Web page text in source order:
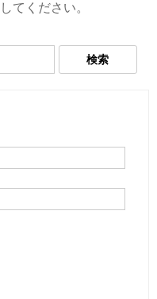
してください。